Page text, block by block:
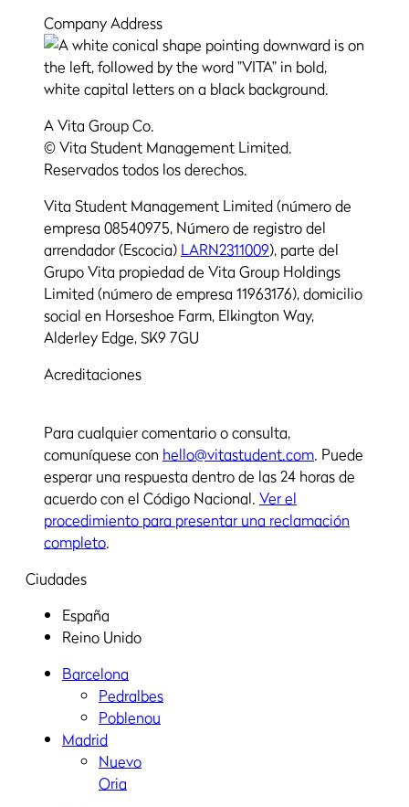
Company Address
A Vita Group Co.
© Vita Student Management Limited.
Reservados todos los derechos.
Vita Student Management Limited (número de
empresa 08540975, Número de registro del
arrendador (Escocia) LARN2311009), parte del
Grupo Vita propiedad de Vita Group Holdings
Limited (número de empresa 11963176), domicilio
social en Horseshoe Farm, Elkington Way,
Alderley Edge, SK9 7GU
Acreditaciones
Para cualquier comentario o consulta,
comuníquese con hello@vitastudent.com. Puede
esperar una respuesta dentro de las 24 horas de
acuerdo con el Código Nacional. Ver el
procedimiento para presentar una reclamación
completo.
Ciudades
España
Reino Unido
Barcelona
Pedralbes
Poblenou
Madrid
Nuevo
Oria